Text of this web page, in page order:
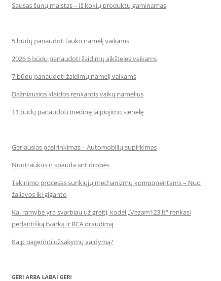
Sausas šunų maistas – iš kokių produktų gaminamas
5 būdų panaudoti lauko namelį vaikams
2026 6 būdų panaudoti žaidimų aikšteles vaikams
7 būdų panaudoti žaidimų namelį vaikams
Dažniausios klaidos renkantis vaikų namelius
11 būdų panaudoti medinę laipiojimo sienelę
Geriausias pasirinkimas – Automobilių supirkimas
Nuotraukos ir spauda ant drobės
Tekinimo procesas sunkiųjų mechanizmų komponentams – Nuo
žaliavos iki giganto
Kai ramybė yra svarbiau už greitį, kodėl „Vezam123.lt“ renkasi
pedantišką tvarką ir BCA draudimą
Kaip pagerinti užsakymų valdymą?
GERI ARBA LABAI GERI